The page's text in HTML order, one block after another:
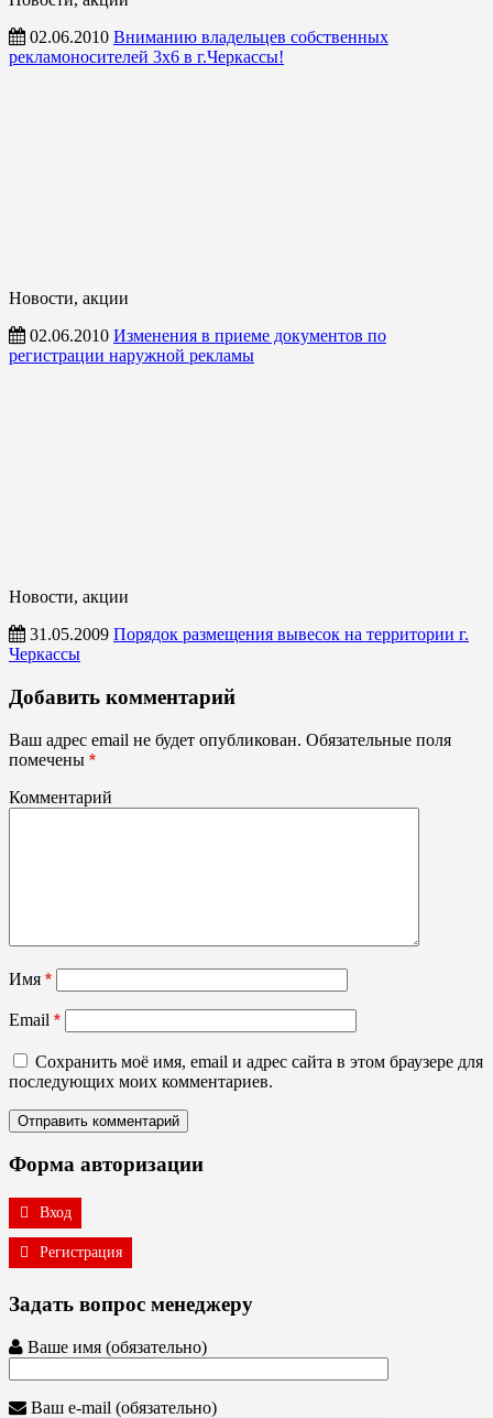
02.06.2010 Вниманию владельцев собственных
рекламоносителей 3х6 в г.Черкассы!
Новости, акции
02.06.2010 Изменения в приеме документов по
регистрации наружной рекламы
Новости, акции
31.05.2009 Порядок размещения вывесок на территории г.
Черкассы
Новости,
акции
Добавить комментарий
Ваш адрес email не будет опубликован. Обязательные поля
помечены *
Комментарий
Имя *
Email *
Сохранить моё имя, email и адрес сайта в этом браузере для
последующих моих комментариев.
Форма авторизации
Вход
Регистрация
Задать вопрос менеджеру
Ваше имя (обязательно)
Ваш e-mail (обязательно)